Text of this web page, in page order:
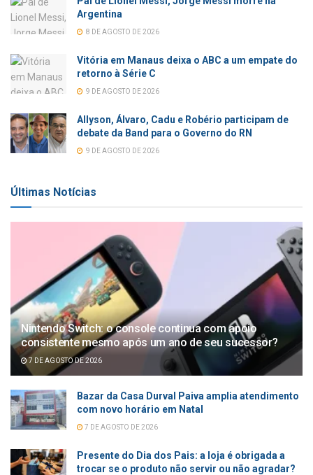
Argentina
8 DE AGOSTO DE 2026
Vitória em Manaus deixa o ABC a um empate do
retorno à Série C
9 DE AGOSTO DE 2026
Allyson, Álvaro, Cadu e Robério participam de
debate da Band para o Governo do RN
9 DE AGOSTO DE 2026
Últimas Notícias
Nintendo Switch: o console continua com apoio
consistente mesmo após um ano de seu sucessor?
7 DE AGOSTO DE 2026
Bazar da Casa Durval Paiva amplia atendimento
com novo horário em Natal
7 DE AGOSTO DE 2026
Presente do Dia dos Pais: a loja é obrigada a
trocar se o produto não servir ou não agradar?